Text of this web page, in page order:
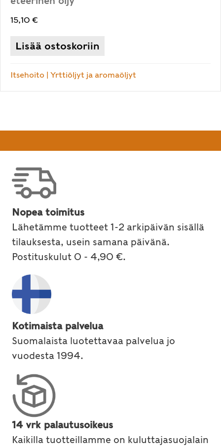
15,10 €
Lisää ostoskoriin
Itsehoito | Yrttiöljyt ja aromaöljyt
Nopea toimitus
Lähetämme tuotteet 1-2 arkipäivän sisällä
tilauksesta, usein samana päivänä.
Postituskulut 0 - 4,90 €.
Kotimaista palvelua
Suomalaista luotettavaa palvelua jo
vuodesta 1994.
14 vrk palautusoikeus
Kaikilla tuotteillamme on kuluttajasuojalain